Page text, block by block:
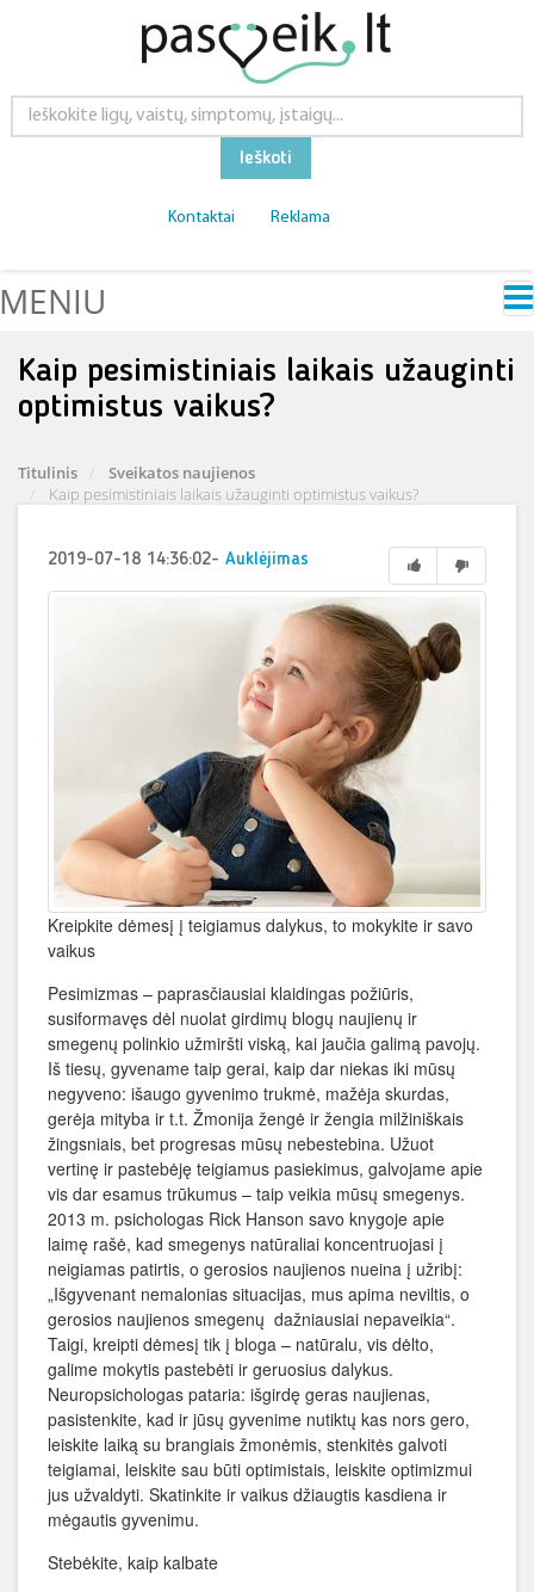
Ieškoti
Kontaktai Reklama
MENIU
Kaip pesimistiniais laikais užauginti
optimistus vaikus?
Titulinis
Sveikatos naujienos
Kaip pesimistiniais laikais užauginti optimistus vaikus?
2019-07-18 14:36:02- Auklėjimas
Kreipkite dėmesį į teigiamus dalykus, to mokykite ir savo
vaikus
Pesimizmas – paprasčiausiai klaidingas požiūris,
susiformavęs dėl nuolat girdimų blogų naujienų ir
smegenų polinkio užmiršti viską, kai jaučia galimą pavojų.
Iš tiesų, gyvename taip gerai, kaip dar niekas iki mūsų
negyveno: išaugo gyvenimo trukmė, mažėja skurdas,
gerėja mityba ir t.t. Žmonija žengė ir žengia milžiniškais
žingsniais, bet progresas mūsų nebestebina. Užuot
vertinę ir pastebėję teigiamus pasiekimus, galvojame apie
vis dar esamus trūkumus – taip veikia mūsų smegenys.
2013 m. psichologas Rick Hanson savo knygoje apie
laimę rašė, kad smegenys natūraliai koncentruojasi į
neigiamas patirtis, o gerosios naujienos nueina į užribį:
„Išgyvenant nemalonias situacijas, mus apima neviltis, o
gerosios naujienos smegenų dažniausiai nepaveikia“.
Taigi, kreipti dėmesį tik į bloga – natūralu, vis dėlto,
galime mokytis pastebėti ir geruosius dalykus.
Neuropsichologas pataria: išgirdę geras naujienas,
pasistenkite, kad ir jūsų gyvenime nutiktų kas nors gero,
leiskite laiką su brangiais žmonėmis, stenkitės galvoti
teigiamai, leiskite sau būti optimistais, leiskite optimizmui
jus užvaldyti. Skatinkite ir vaikus džiaugtis kasdiena ir
mėgautis gyvenimu.
Stebėkite, kaip kalbate